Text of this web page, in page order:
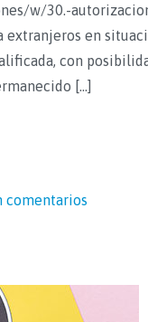
w/30.-
en
con
[…]
comentarios